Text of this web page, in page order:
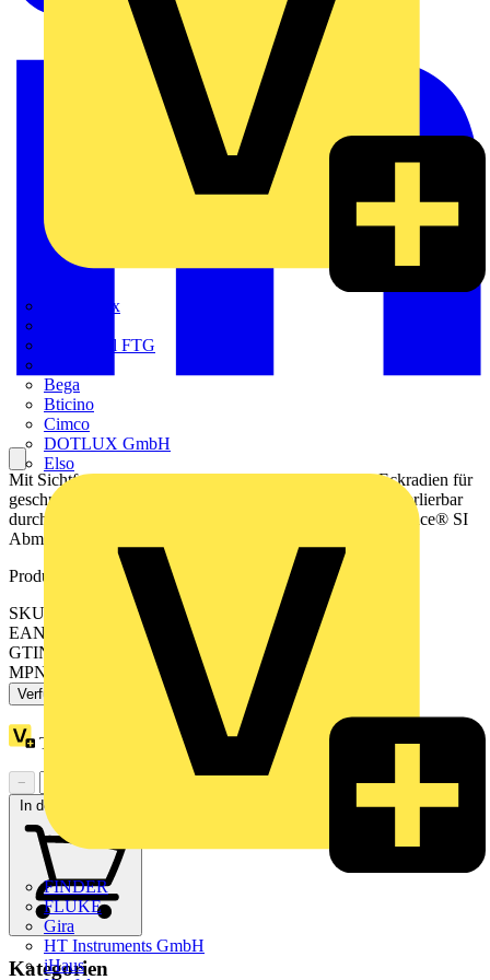
Adaptaflex
Amphenol FTG
Bega
Bticino
Cimco
DOTLUX GmbH
Elso
FINDER
FLUKE
Gira
HT Instruments GmbH
iHaus
Mit Sichtfenster und Beschriftungsträger. Mit kleinen Eckradien für
geschnittene Kanalabdeckungen. Beschriftungsträger unverlierbar
durch Montage auf dem Tragring. Designlinie: Busch-balance® SI
Abmessungen Beschriftungsfeld: 46,9 x 6 mm
Produktkennzeichen
SKU: 2CKA001754A4937
EAN: 4011395360057
GTIN: 4011395360057
MPN: 1721 NS-915
Verfügbar: 3 Händler
Treuepunkte:
−
In den Warenkorb
Kategorien